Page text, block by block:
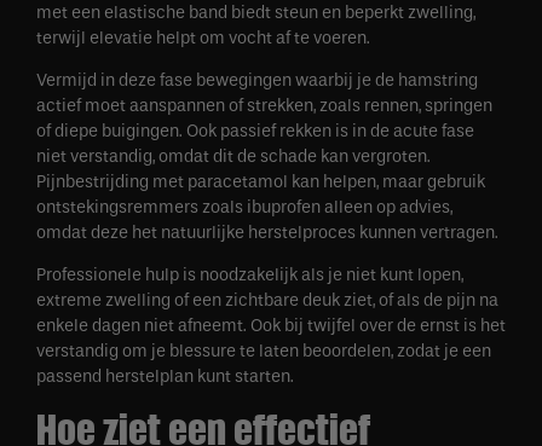
met een elastische band biedt steun en beperkt zwelling,
terwijl elevatie helpt om vocht af te voeren.
Vermijd in deze fase bewegingen waarbij je de hamstring
actief moet aanspannen of strekken, zoals rennen, springen
of diepe buigingen. Ook passief rekken is in de acute fase
niet verstandig, omdat dit de schade kan vergroten.
Pijnbestrijding met paracetamol kan helpen, maar gebruik
ontstekingsremmers zoals ibuprofen alleen op advies,
omdat deze het natuurlijke herstelproces kunnen vertragen.
Professionele hulp is noodzakelijk als je niet kunt lopen,
extreme zwelling of een zichtbare deuk ziet, of als de pijn na
enkele dagen niet afneemt. Ook bij twijfel over de ernst is het
verstandig om je blessure te laten beoordelen, zodat je een
passend herstelplan kunt starten.
Hoe ziet een effectief